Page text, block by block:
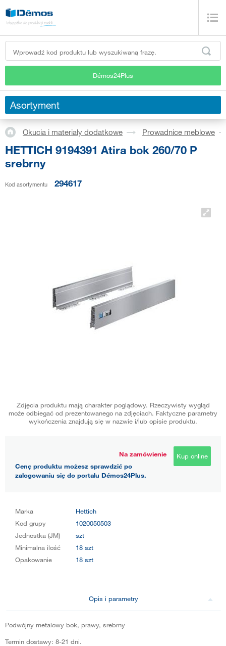
Démos24Plus
Asortyment
Okucia i materiały dodatkowe Prowadnice meblowe
HETTICH 9194391 Atira bok 260/70 P
srebrny
Kod asortymentu 294617
Zdjęcia produktu mają charakter poglądowy. Rzeczywisty wygląd
może odbiegać od prezentowanego na zdjęciach. Faktyczne parametry
wykończenia znajdują się w nazwie i/lub opisie produktu.
Na zamówienie
Cenę produktu możesz sprawdzić po
zalogowaniu się do portalu Démos24Plus.
Kup online
Marka
Hettich
Kod grupy
1020050503
Jednostka (JM)
szt
Minimalna ilość
18 szt
Opakowanie
18 szt
Opis i parametry
Podwójny metalowy bok, prawy, srebrny
Termin dostawy: 8-21 dni.